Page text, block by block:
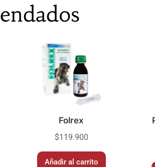
Folrex
$119.900
Añadir al carrito